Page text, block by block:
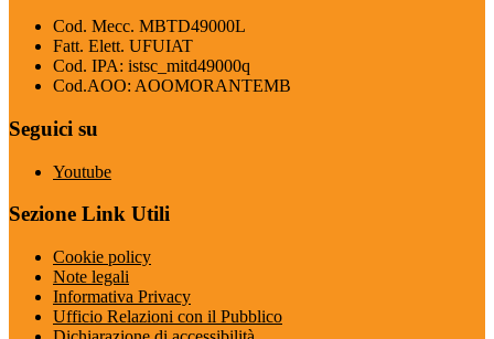
Cod. Mecc. MBTD49000L
Fatt. Elett. UFUIAT
Cod. IPA: istsc_mitd49000q
Cod.AOO: AOOMORANTEMB
Seguici su
Youtube
Sezione Link Utili
Cookie policy
Note legali
Informativa Privacy
Ufficio Relazioni con il Pubblico